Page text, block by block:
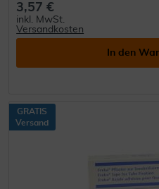
3,57 €
inkl. MwSt.
Versandkosten
In den
GRATIS
Versand